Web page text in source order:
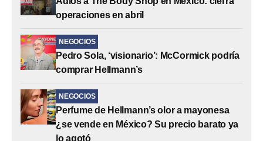
operaciones en abril
NEGOCIOS
Pedro Sola, ‘visionario’: McCormick podría
comprar Hellmann’s
NEGOCIOS
Perfume de Hellmann’s olor a mayonesa
¿se vende en México? Su precio barato ya
lo agotó